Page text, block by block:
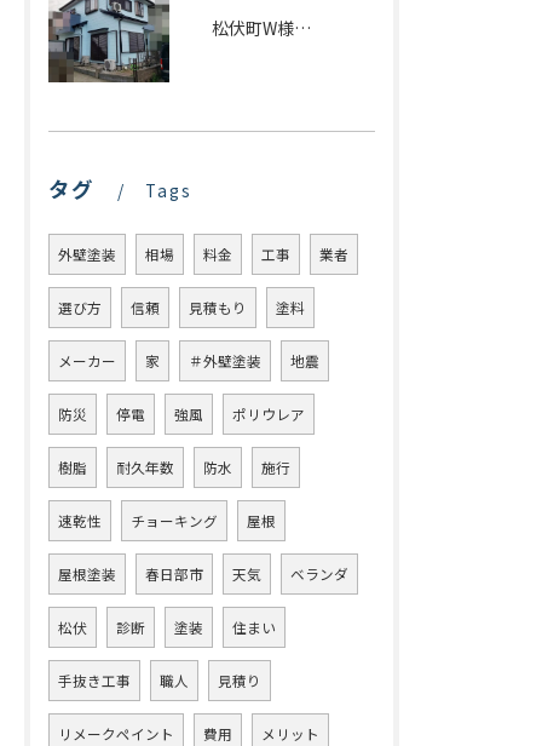
松伏町W様邸 外壁塗装施工事例
タグ Tags
外壁塗装 相場 料金 工事 業者
選び方 信頼 見積もり 塗料
メーカー 家 ＃外壁塗装 地震
防災 停電 強風 ポリウレア
樹脂 耐久年数 防水 施行
速乾性 チョーキング 屋根
屋根塗装 春日部市 天気 ベランダ
松伏 診断 塗装 住まい
手抜き工事 職人 見積り
リメークペイント 費用 メリット